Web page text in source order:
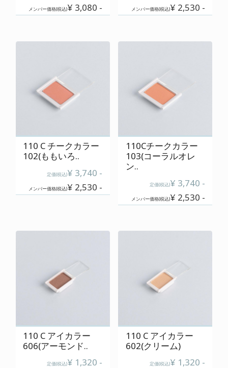
0120-820-110
定休日 : 毎週 日・月・祝
メンバー価格(税込)¥ 3,080 - メンバー価格(税込)¥ 2,530 -
110 C チークカラー
102(ももいろ..
定価(税込)¥ 3,740 -
メンバー価格(税込)¥ 2,530 -
110Cチークカラー
103(コーラルオレ
ン..
定価(税込)¥ 3,740 -
メンバー価格(税込)¥ 2,530 -
110 C アイカラー
606(アーモンド..
定価(税込)¥ 1,320 -
110 C アイカラー
602(クリーム)
定価(税込)¥ 1,320 -